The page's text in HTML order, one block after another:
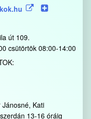
út 109.
csütörtök 08:00-14:00
Kati
13-16 óráig